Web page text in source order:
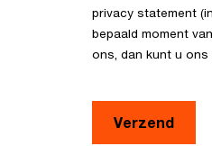
privacy statement
bepaald moment
ons, dan kunt u